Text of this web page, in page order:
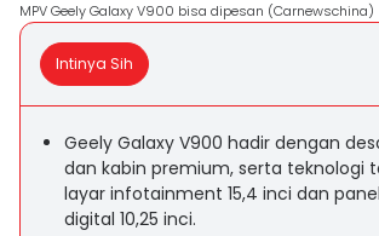
MPV Geely Galaxy V900 bisa dipesan (Carnewschina)
Intinya Sih
Geely Galaxy V900 hadir dengan
dan kabin premium, serta teknologi
layar infotainment 15,4 inci dan
digital 10,25 inci.